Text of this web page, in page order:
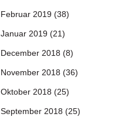
Februar 2019 (38)
Januar 2019 (21)
December 2018 (8)
November 2018 (36)
Oktober 2018 (25)
September 2018 (25)